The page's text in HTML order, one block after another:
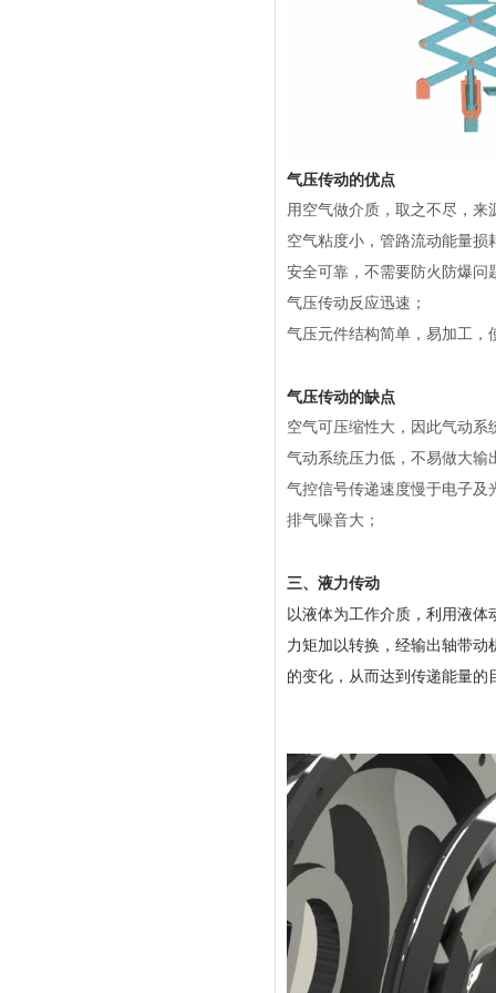
气压传动的优点
用空气做介质，取之不尽，
空气粘度小，管路流动能量
安全可靠，不需要防火防爆问
气压传动反应迅速；
气压元件结构简单，易加工，
气压传动的缺点
空气可压缩性大，因此气动
气动系统压力低，不易做大输
气控信号传递速度慢于电子及
排气噪音大；
三、液力传动
以液体为工作介质，利用液
力矩加以转换，经输出轴带
的变化，从而达到传递能量的